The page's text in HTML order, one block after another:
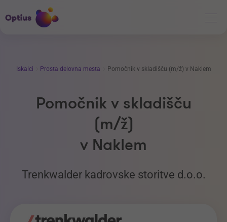
Iskalci Prosta delovna mesta Pomočnik v skladišču (m/ž) v Naklem
Pomočnik v skladišču
(m/ž)
v Naklem
Trenkwalder kadrovske storitve d.o.o.